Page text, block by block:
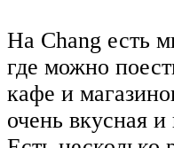
На Chang есть
где можно
кафе и
очень вкусная